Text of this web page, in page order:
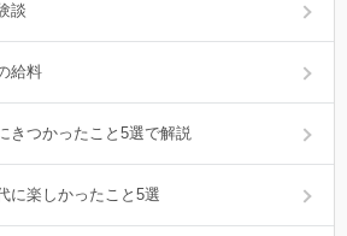
談
給料
きつかったこと5選で解説
に楽しかったこと5選